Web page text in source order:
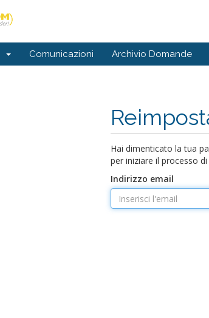
Comunicazioni Archivio Domande
Hai dimenticato la tua
per iniziare il processo
Indirizzo email